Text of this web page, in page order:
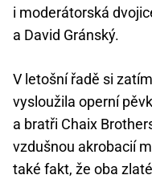
i moderátorská
a David Gránský.
V letošní řadě si
vysloužila operní
a bratři Chaix
vzdušnou akrobacií
také fakt, že oba